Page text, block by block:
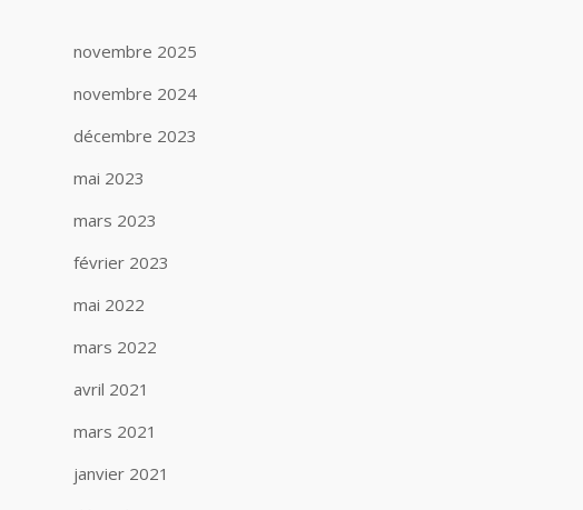
novembre 2025
novembre 2024
décembre 2023
mai 2023
mars 2023
février 2023
mai 2022
mars 2022
avril 2021
mars 2021
janvier 2021